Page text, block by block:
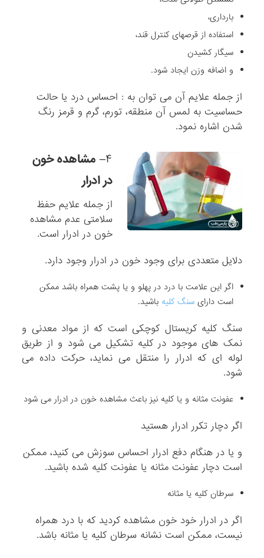
بارداری،
استفاده از قرصهای کنترل قند،
سیگار کشیدن
و اضافه وزن ایجاد شود.
از جمله علایم آن می توان به : احساس درد یا حالت
حساسیت به لمس آن منطقه، تورم، گرم و قرمز رنگ
شدن اشاره نمود.
۴–مشاهده خون
در ادرار
از جمله علایم حفظ
سلامتی عدم مشاهده
خون در ادرار است.
دلایل متعددی برای وجود خون در ادرار وجود دارد.
اگر این علامت با درد در پهلو و یا پشت همراه باشد ممکن
است دارای سنگ کلیه باشید.
سنگ کلیه کریستال کوچکی است که از مواد معدنی و
نمک های موجود در کلیه تشکیل می شود و از طریق
لوله ای که ادرار را منتقل می نماید، حرکت داده می
شود.
عفونت مثانه و یا کلیه نیز باعث مشاهده خون در ادرار می شود
اگر دچار تکرر ادرار هستید
و یا در هنگام دفع ادرار احساس سوزش می کنید، ممکن
است دچار عفونت مثانه یا عفونت کلیه شده باشید.
سرطان کلیه یا مثانه
اگر در ادرار خود خون مشاهده کردید که با درد همراه
نیست، ممکن است نشانه سرطان کلیه یا مثانه باشد.